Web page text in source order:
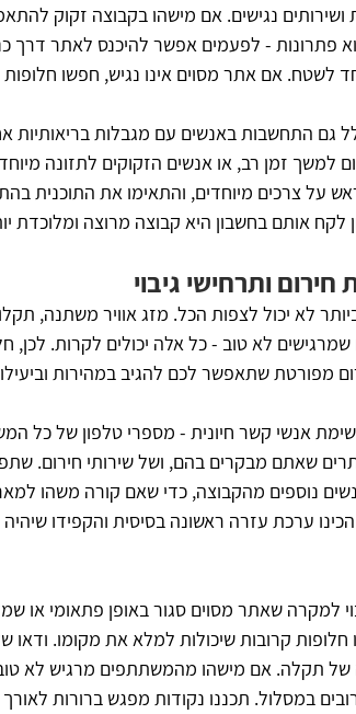
ושירותים נגישים. אם מישהו בקבוצה זקוק
פתרונות - לפעמים אפשר להיכנס לאתר דרך
לשטח. אם אתר מסוים אינו נגיש, חפשו חלופות
גם התחשבות באנשים עם מגבלות
למשך זמן רב, או אנשים הזקוקים לתזונה
על צרכים מיוחדים, והתאימו את התוכנית
לקח אותם בחשבון היא קבוצה מרוצה ומלוכדת
ותרחישי גיבוי
לא יכול לצפות הכל. מזג אוויר משתנה,
לא טוב - כל אלה יכולים לקרות. לכן,
מפורטת שתאפשר לכם להגיב במהירות
אנשי קשר חיונית - מספרי טלפון של כל
שאתם מבקרים בהם, ושל שירותי חירום.
נוספים מהקבוצה, כדי שאם קורה משהו
ערכת עזרה ראשונה בסיסית והקפידו
למקרה שאתר מסוים סגור באופן פתאומי או
חלופות קרובות שיכולות למלא את מקומו.
של תקלה. אם מישהו מהמשתתפים מרגיש לא
במסלול. תכננו נקודות מפגש ברורות